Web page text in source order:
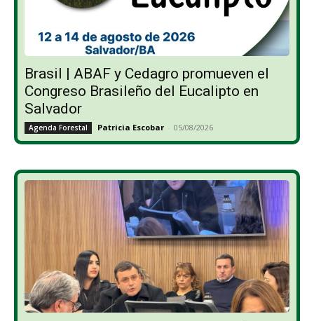
Brasil | ABAF y Cedagro promueven el
Congreso Brasileño del Eucalipto en
Salvador
Agenda Forestal Patricia Escobar - 05/08/2026